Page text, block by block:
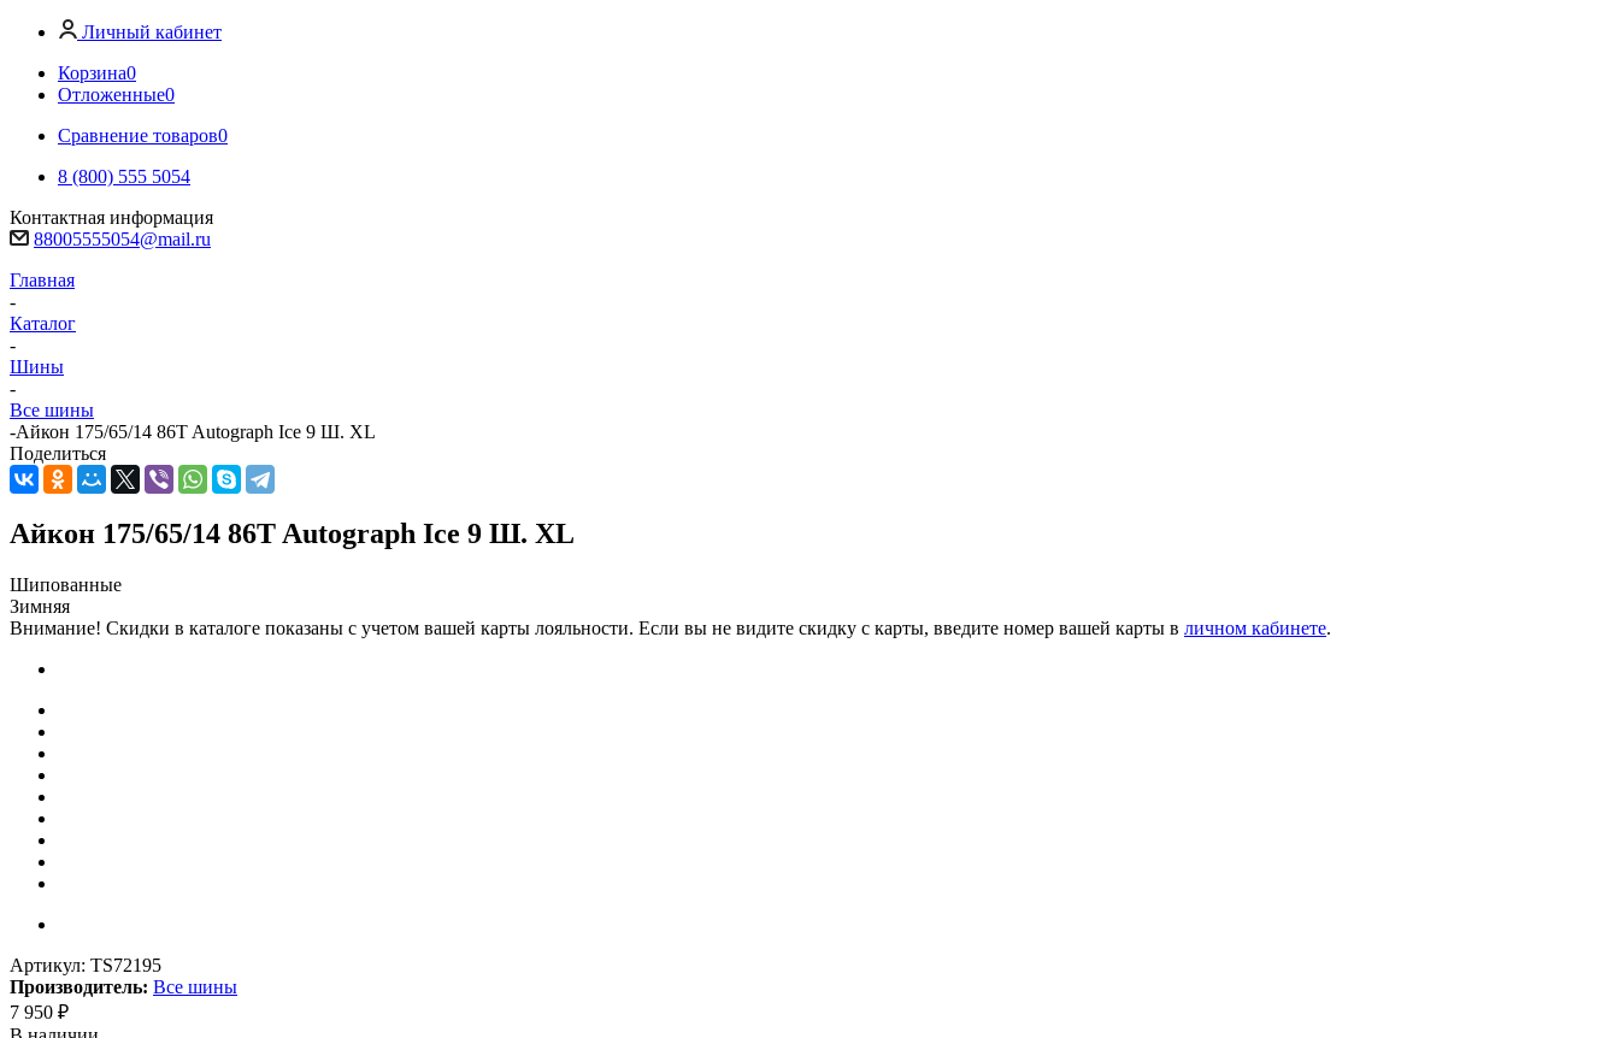
Личный кабинет
Корзина0
Отложенные0
Сравнение товаров0
8 (800) 555 5054
Контактная информация
88005555054@mail.ru
Главная
-
Каталог
-
Шины
-
Все шины
-Айкон 175/65/14 86T Autograph Ice 9 Ш. XL
Поделиться
Айкон 175/65/14 86T Autograph Ice 9 Ш. XL
Шипованные
Зимняя
Внимание! Скидки в каталоге показаны с учетом вашей карты лояльности. Если вы не видите скидку с карты, введите номер вашей карты в личном кабинете.
Артикул: TS72195
Производитель: Все шины
7 950 ₽